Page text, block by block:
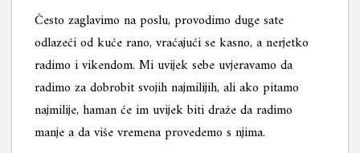
Često zaglavimo na poslu, provodimo duge sate
odlazeći od kuće rano, vraćajući se kasno, a nerjetko
radimo i vikendom. Mi uvijek sebe uvjeravamo da
radimo za dobrobit svojih najmilijih, ali ako pitamo
najmilije, haman će im uvijek biti draže da radimo
manje a da više vremena provedemo s njima.